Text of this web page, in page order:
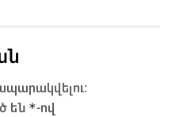
են *-ով